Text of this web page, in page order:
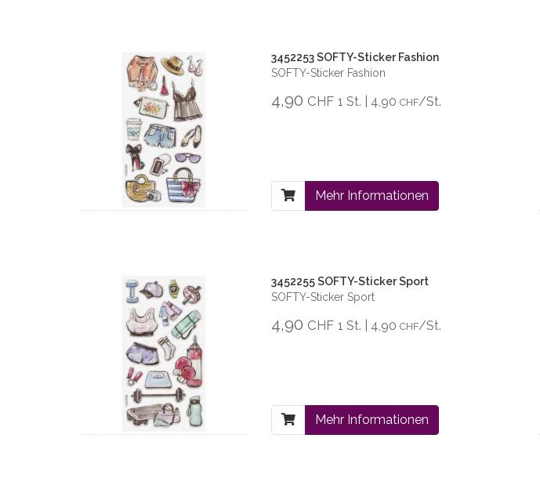
3452253 SOFTY-Sticker Fashion
SOFTY-Sticker Fashion
4,90 CHF 1 St. | 4,90 CHF/St.
Mehr Informationen
3452255 SOFTY-Sticker Sport
SOFTY-Sticker Sport
4,90 CHF 1 St. | 4,90 CHF/St.
Mehr Informationen